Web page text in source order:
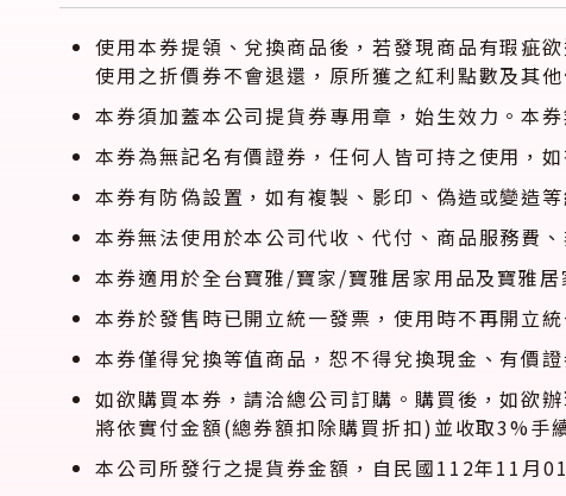
使用本券提領、兌換商品後，若發現商品有瑕疵
使用之折價券不會退還，原所獲之紅利點數及其
本券須加蓋本公司提貨券專用章，始生效力。本券
本券為無記名有價證券，任何人皆可持之使用，
本券有防偽設置，如有複製、影印、偽造或變造
本券無法使用於本公司代收、代付、商品服務費
本券適用於全台寶雅/寶家/寶雅居家用品及寶雅居
本券於發售時已開立統一發票，使用時不再開立統
本券僅得兌換等值商品，恕不得兌換現金、有價
如欲購買本券，請洽總公司訂購。購買後，如欲
將依實付金額(總券額扣除購買折扣)並收取3%手
本公司所發行之提貨券金額，自民國112年11月